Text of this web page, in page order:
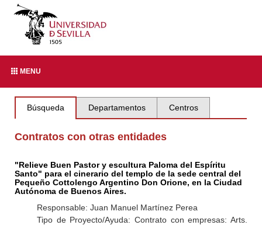
MENU
Búsqueda Departamentos Centros
Contratos con otras entidades
"Relieve Buen Pastor y escultura Paloma del Espíritu
Santo" para el cinerario del templo de la sede central del
Pequeño Cottolengo Argentino Don Orione, en la Ciudad
Autónoma de Buenos Aires.
Responsable: Juan Manuel Martínez Perea
Tipo de Proyecto/Ayuda: Contrato con empresas: Arts.